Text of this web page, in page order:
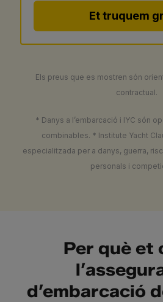
Et truquem
Els preus que es mostren són
contractual.
* Danys a l’embarcació i IYC són
combinables. * Institute Yacht
especialitzada per a danys, guerra,
personals i
Per què et
d’embarcació